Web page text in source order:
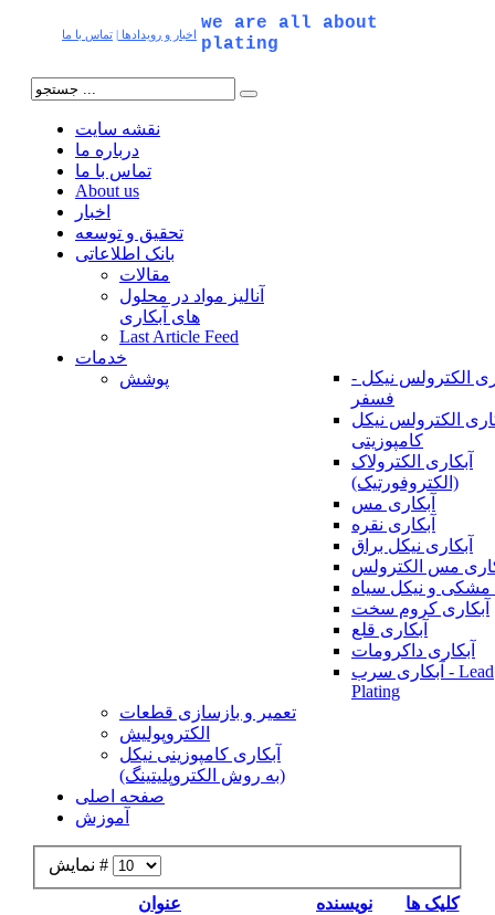
اخبار و رویدادها تماس با ما
we are all about
plating
نقشه سایت
درباره ما
تماس با ما
About us
اخبار
تحقیق و توسعه
بانک اطلاعاتی
مقالات
آنالیز مواد در محلول
های آبکاری
Last Article Feed
خدمات
پوشش
الکترولس نیکل -
فسفر
الکترولس نیکل
کامپوزیتی
آبکاری الکترولاک
(الکتروفورتیک)
آبکاری مس
آبکاری نقره
آبکاری نیکل براق
مس الکترولس
مشکی و نیکل سیاه
آبکاری کروم سخت
آبکاری قلع
آبکاری داکرومات
آبکاری سرب - Lead
Plating
تعمیر و بازسازی قطعات
الکتروپولیش
آبکاری کامپوزینی نیکل
(به روش الکتروپلیتینگ)
صفحه اصلی
آموزش
نمایش #
عنوان نویسنده
کلیک ها